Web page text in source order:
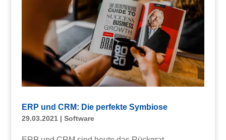
ERP und CRM: Die perfekte Symbiose
29.03.2021| Software